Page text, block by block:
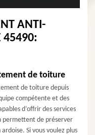
ANTI-
45490:
de toiture
de toiture depuis
compétente et des
d’offrir des services
permettent de préserver
Si vous voulez plus